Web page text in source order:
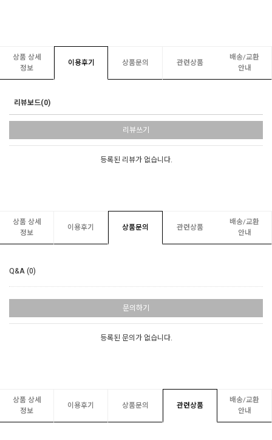
상품 상세
정보
이용후기 상품문의 관련상품
배송/교환
안내
리뷰보드(0)
리뷰쓰기
등록된 리뷰가 없습니다.
상품 상세
정보
이용후기 상품문의 관련상품
배송/교환
안내
Q&A (0)
문의하기
등록된 문의가 없습니다.
상품 상세
정보
이용후기 상품문의 관련상품
배송/교환
안내